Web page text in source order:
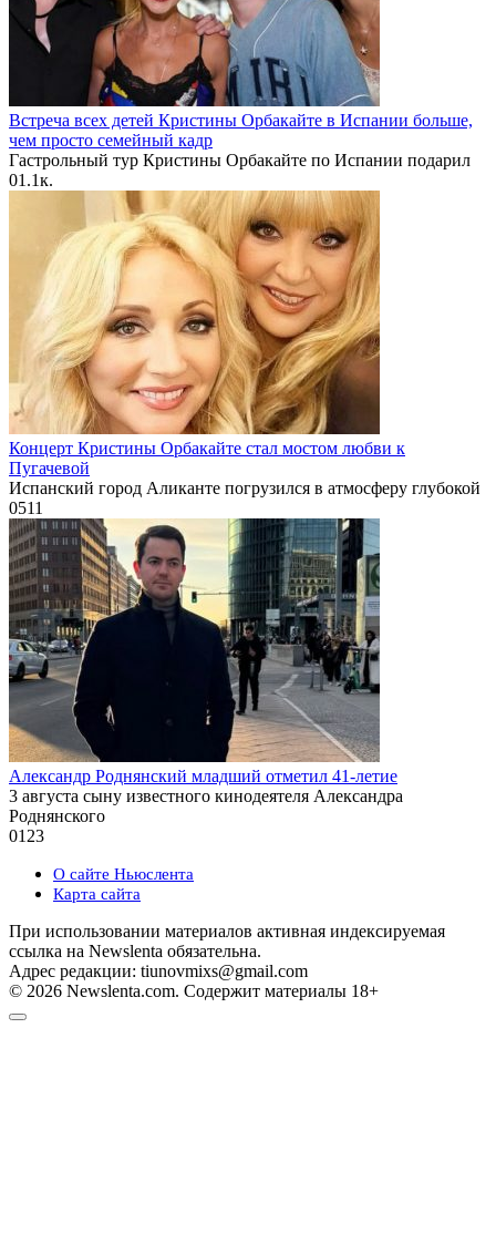
Встреча всех детей Кристины Орбакайте в Испании больше,
чем просто семейный кадр
Гастрольный тур Кристины Орбакайте по Испании подарил
01.1к.
Концерт Кристины Орбакайте стал мостом любви к
Пугачевой
Испанский город Аликанте погрузился в атмосферу глубокой
0511
Александр Роднянский младший отметил 41-летие
3 августа сыну известного кинодеятеля Александра
Роднянского
0123
О сайте Ньюслента
Карта сайта
При использовании материалов активная индексируемая
ссылка на Newslenta обязательна.
Адрес редакции: tiunovmixs@gmail.com
© 2026 Newslenta.com. Содержит материалы 18+